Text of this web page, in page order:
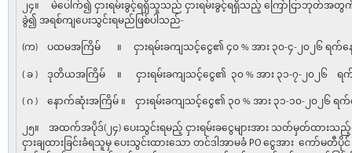
၂၄။ မဲပေါက်၍ ငှားရမ်းခွင့်ရရှိသူသည် ငှားရမ်းခွင့်ရရှိသည့် ကြော်ငြာဘုတ်အတွက်
ခွဲ၍ အရစ်ကျပေးသွင်းရမည်ဖြစ်ပါသည်-
(က) ပထမအကြိမ် ။ ငှားရမ်းခကျသင့်ငွေ၏ ၄၀ % အား ၃၀-၄-၂၀၂၆ ရက်နေ့
( ခ ) ဒုတိယအကြိမ် ။ ငှားရမ်းခကျသင့်ငွေ၏ ၃၀ % အား ၃၁-၇-၂၀၂၆ ရက်
( ဂ ) နောက်ဆုံးအကြိမ် ။ ငှားရမ်းခကျသင့်ငွေ၏ ၃၀ % အား ၃၁-၁၀-၂၀၂၆ ရ
၂၅။ အထက်အပိုဒ်(၂၄) ပေးသွင်းရမည့် ငှားရမ်းခငွေများအား သတ်မှတ်ထား
ငှားချထားခြင်းခံရသူမှ ပေးသွင်းထားသော တင်ဒါအာမခံ PO ငွေအား ကော်မ